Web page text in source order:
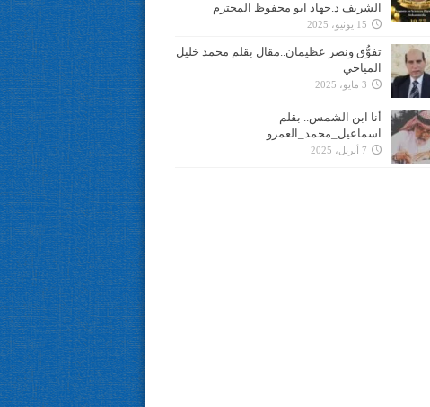
الشريف د.جهاد ابو محفوظ المحترم
15 يونيو، 2025
تفوُّق ونصر عظيمان..مقال بقلم محمد خليل
المياحي
3 مايو، 2025
أنا ابن الشمس.. بقلم
اسماعيل_محمد_العمرو
7 أبريل، 2025